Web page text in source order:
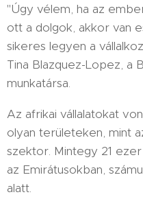
"Úgy vélem, ha az
ott a dolgok, akkor van
sikeres legyen a
Tina Blazquez-Lopez, a
munkatársa.
Az afrikai vállalatokat
olyan területeken, mint
szektor. Mintegy 21
az Emirátusokban,
alatt.